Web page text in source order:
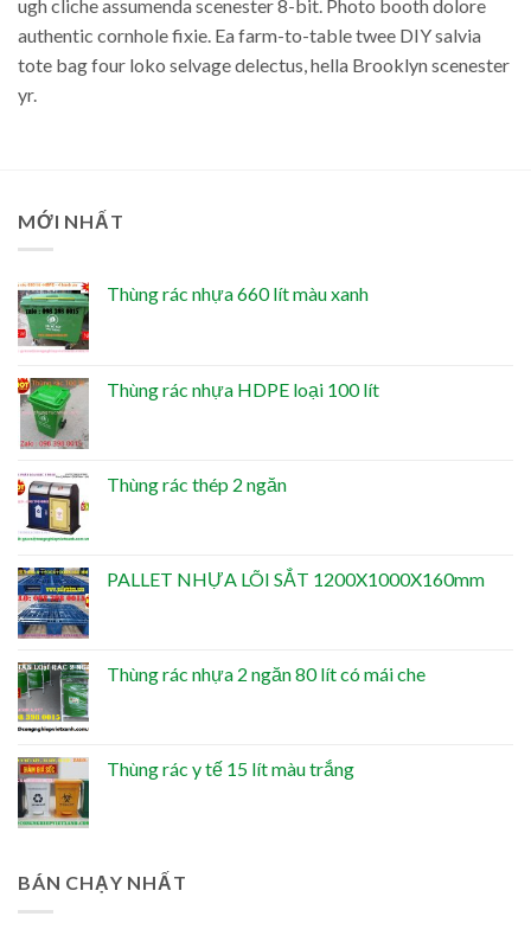
ugh cliche assumenda scenester 8-bit. Photo booth dolore
authentic cornhole fixie. Ea farm-to-table twee DIY salvia
tote bag four loko selvage delectus, hella Brooklyn scenester
yr.
MỚI NHẤT
Thùng rác nhựa 660 lít màu xanh
Thùng rác nhựa HDPE loại 100 lít
Thùng rác thép 2 ngăn
PALLET NHỰA LÕI SẮT 1200X1000X160mm
Thùng rác nhựa 2 ngăn 80 lít có mái che
Thùng rác y tế 15 lít màu trắng
BÁN CHẠY NHẤT